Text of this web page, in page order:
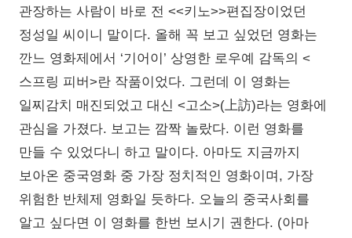
관장하는 사람이 바로 전 <<키노>>편집장이었던
정성일 씨이니 말이다. 올해 꼭 보고 싶었던 영화는
깐느 영화제에서 ‘기어이’ 상영한 로우예 감독의 <
스프링 피버>란 작품이었다. 그런데 이 영화는
일찌감치 매진되었고 대신 <고소>(上訪)라는 영화에
관심을 가졌다. 보고는 깜짝 놀랐다. 이런 영화를
만들 수 있었다니 하고 말이다. 아마도 지금까지
보아온 중국영화 중 가장 정치적인 영화이며, 가장
위험한 반체제 영화일 듯하다. 오늘의 중국사회를
알고 싶다면 이 영화를 한번 보시기 권한다. (아마